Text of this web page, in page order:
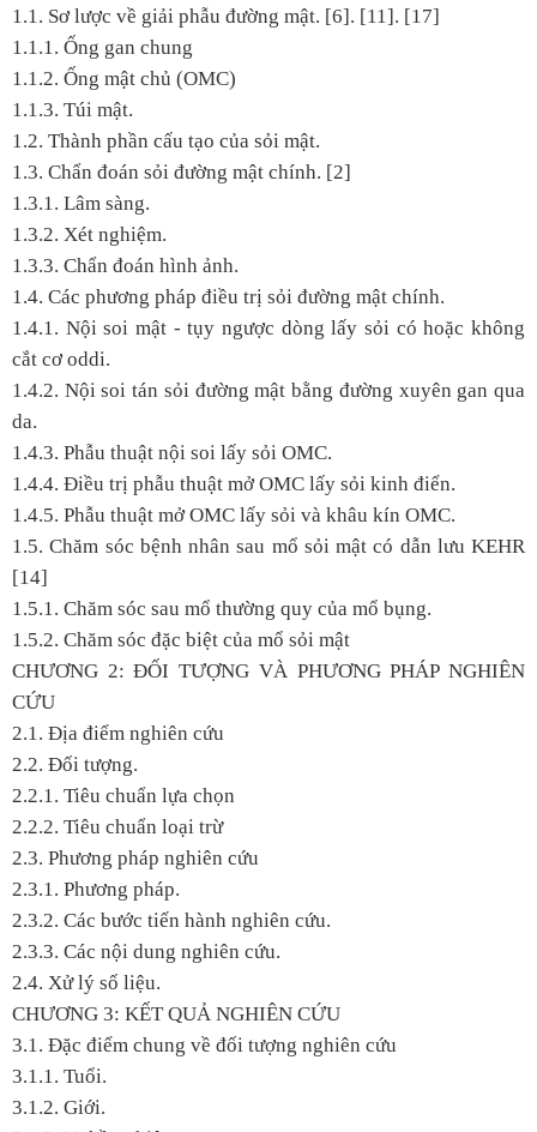
1.1. Sơ lược về giải phẫu đường mật. [6]. [11]. [17]
1.1.1. Ống gan chung
1.1.2. Ống mật chủ (OMC)
1.1.3. Túi mật.
1.2. Thành phần cấu tạo của sỏi mật.
1.3. Chẩn đoán sỏi đường mật chính. [2]
1.3.1. Lâm sàng.
1.3.2. Xét nghiệm.
1.3.3. Chẩn đoán hình ảnh.
1.4. Các phương pháp điều trị sỏi đường mật chính.
1.4.1. Nội soi mật - tụy ngược dòng lấy sỏi có hoặc không
cắt cơ oddi.
1.4.2. Nội soi tán sỏi đường mật bằng đường xuyên gan qua
da.
1.4.3. Phẫu thuật nội soi lấy sỏi OMC.
1.4.4. Điều trị phẫu thuật mở OMC lấy sỏi kinh điển.
1.4.5. Phẫu thuật mở OMC lấy sỏi và khâu kín OMC.
1.5. Chăm sóc bệnh nhân sau mổ sỏi mật có dẫn lưu KEHR
[14]
1.5.1. Chăm sóc sau mổ thường quy của mổ bụng.
1.5.2. Chăm sóc đặc biệt của mổ sỏi mật
CHƯƠNG 2: ĐỐI TƯỢNG VÀ PHƯƠNG PHÁP NGHIÊN
CỨU
2.1. Địa điểm nghiên cứu
2.2. Đối tượng.
2.2.1. Tiêu chuẩn lựa chọn
2.2.2. Tiêu chuẩn loại trừ
2.3. Phương pháp nghiên cứu
2.3.1. Phương pháp.
2.3.2. Các bước tiến hành nghiên cứu.
2.3.3. Các nội dung nghiên cứu.
2.4. Xử lý số liệu.
CHƯƠNG 3: KẾT QUẢ NGHIÊN CỨU
3.1. Đặc điểm chung về đối tượng nghiên cứu
3.1.1. Tuổi.
3.1.2. Giới.